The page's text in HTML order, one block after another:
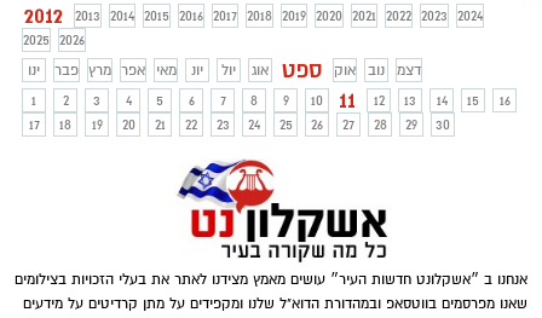
2012 2013 2014 2015 2016 2017 2018 2019 2020 2021 2022 2023
2024
2025
2026
ינו
פבר מרץ אפר מאי יונ יול אוג ספט אוק נוב
דצמ
1
2 3 4 5 6 7 8 9 10 11 12 13 14 15
16
17
18 19 20 21 22 23 24 25 26 27 28 29 30
אנחנו ב ״אשקלונט חדשות העיר״ עושים מאמץ מצידנו לאתר את בעלי הזכויות בצילומים
שאנו מפרסמים בווטסאפ ובמהדורת הדוא"ל שלנו ומקפידים על מתן קרדיטים על מידעים